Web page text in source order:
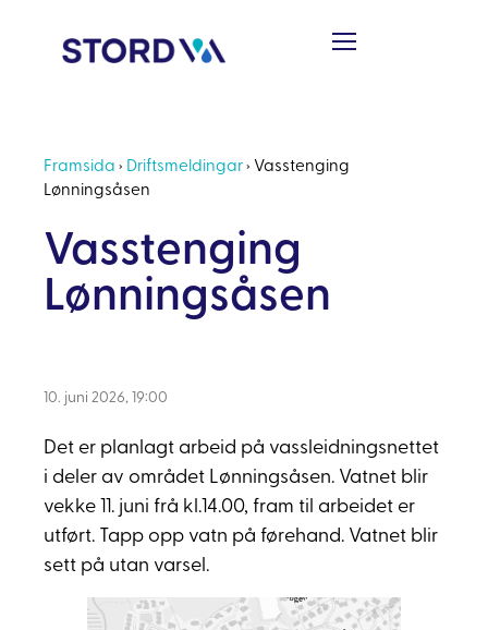
Framsida› Driftsmeldingar› Vasstenging
Lønningsåsen
Vasstenging
Lønningsåsen
10. juni 2026, 19:00
Det er planlagt arbeid på vassleidningsnettet
i deler av området Lønningsåsen. Vatnet blir
vekke 11. juni frå kl.14.00, fram til arbeidet er
utført. Tapp opp vatn på førehand. Vatnet blir
sett på utan varsel.